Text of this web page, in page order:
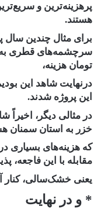
پرهزینه‌ترین و
هستند.
برای مثال چندین سال
سرچشمه‌های قطری به
تومان هزینه،
درنهایت شاهد این
این پروژه شدند.
در مثالی دیگر،
خزر به استان سمنان
که هزینه‌های بسیاری
مقابله با این فاجعه،
یعنی خشک‌سالی، کنار
* و در نهایت